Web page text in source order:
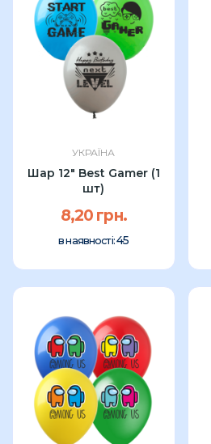
УКРАЇНА
Шар 12" Best Gamer (1
шт)
8,20 грн.
в наявності:45